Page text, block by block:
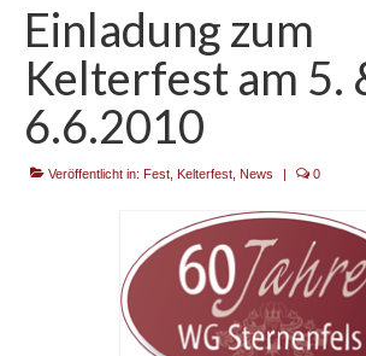
Veranstaltungen
Lage & Tradition
Probieren & Kaufen
Kontakt
Einladung zum
Kelterfest am 5.
6.6.2010
Veröffentlicht in: Fest Kelterfest News | 0